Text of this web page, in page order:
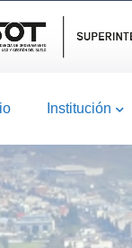
Institución